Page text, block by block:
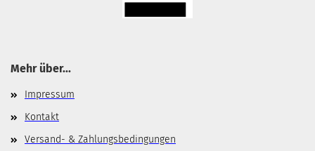
Mehr über...
Impressum
Kontakt
Versand- & Zahlungsbedingungen